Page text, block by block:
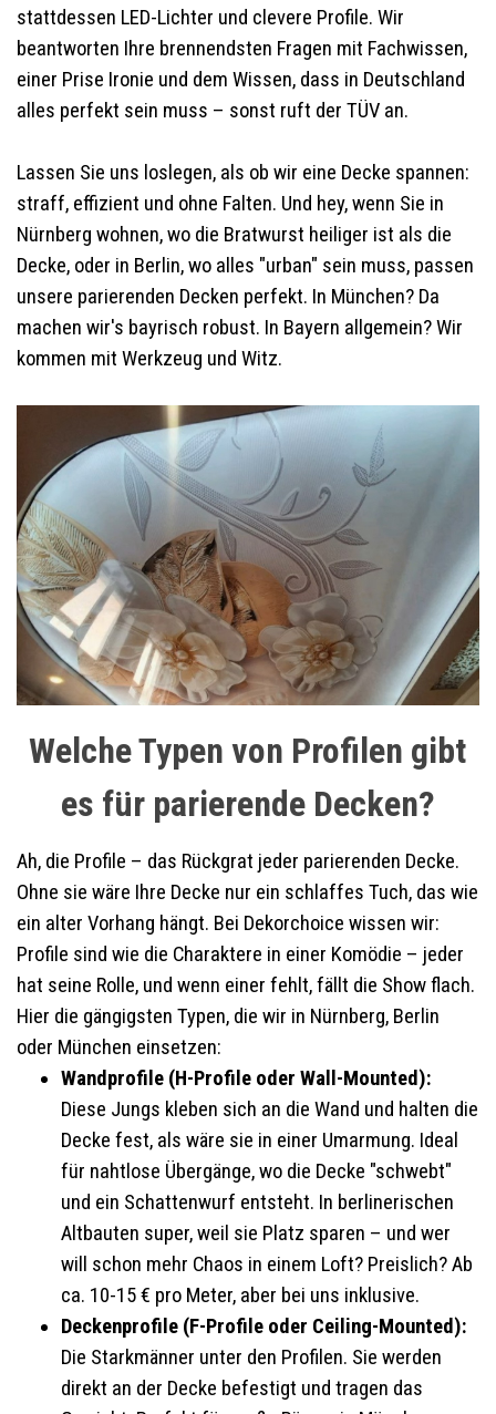
stattdessen LED-Lichter und clevere Profile. Wir
beantworten Ihre brennendsten Fragen mit Fachwissen,
einer Prise Ironie und dem Wissen, dass in Deutschland
alles perfekt sein muss – sonst ruft der TÜV an.
Lassen Sie uns loslegen, als ob wir eine Decke spannen:
straff, effizient und ohne Falten. Und hey, wenn Sie in
Nürnberg wohnen, wo die Bratwurst heiliger ist als die
Decke, oder in Berlin, wo alles "urban" sein muss, passen
unsere parierenden Decken perfekt. In München? Da
machen wir's bayrisch robust. In Bayern allgemein? Wir
kommen mit Werkzeug und Witz.
Welche Typen von Profilen gibt
es für parierende Decken?
Ah, die Profile – das Rückgrat jeder parierenden Decke.
Ohne sie wäre Ihre Decke nur ein schlaffes Tuch, das wie
ein alter Vorhang hängt. Bei Dekorchoice wissen wir:
Profile sind wie die Charaktere in einer Komödie – jeder
hat seine Rolle, und wenn einer fehlt, fällt die Show flach.
Hier die gängigsten Typen, die wir in Nürnberg, Berlin
oder München einsetzen:
Wandprofile (H-Profile oder Wall-Mounted):
Diese Jungs kleben sich an die Wand und halten die
Decke fest, als wäre sie in einer Umarmung. Ideal
für nahtlose Übergänge, wo die Decke "schwebt"
und ein Schattenwurf entsteht. In berlinerischen
Altbauten super, weil sie Platz sparen – und wer
will schon mehr Chaos in einem Loft? Preislich? Ab
ca. 10-15 € pro Meter, aber bei uns inklusive.
Deckenprofile (F-Profile oder Ceiling-Mounted):
Die Starkmänner unter den Profilen. Sie werden
direkt an der Decke befestigt und tragen das